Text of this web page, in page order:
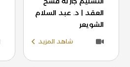
العقد | د. عبد السلام
الشويعر
شاهد المزيد